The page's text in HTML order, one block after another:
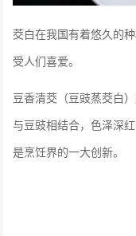
茭白在我国有着悠久的
受人们喜爱。
豆香清茭（豆豉蒸茭白
与豆豉相结合，色泽深
是烹饪界的一大创新。